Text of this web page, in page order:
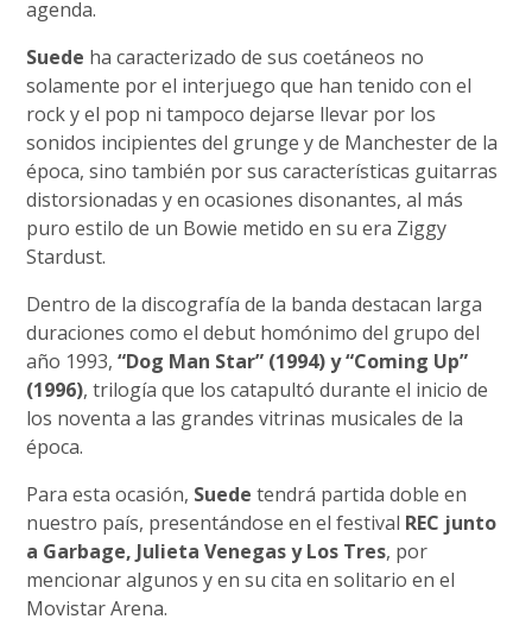
agenda.
Suede ha caracterizado de sus coetáneos no
solamente por el interjuego que han tenido con el
rock y el pop ni tampoco dejarse llevar por los
sonidos incipientes del grunge y de Manchester de la
época, sino también por sus características guitarras
distorsionadas y en ocasiones disonantes, al más
puro estilo de un Bowie metido en su era Ziggy
Stardust.
Dentro de la discografía de la banda destacan larga
duraciones como el debut homónimo del grupo del
año 1993,“Dog Man Star” (1994) y “Coming Up”
(1996), trilogía que los catapultó durante el inicio de
los noventa a las grandes vitrinas musicales de la
época.
Para esta ocasión, Suede tendrá partida doble en
nuestro país, presentándose en el festival REC junto
a Garbage, Julieta Venegas y Los Tres, por
mencionar algunos y en su cita en solitario en el
Movistar Arena.